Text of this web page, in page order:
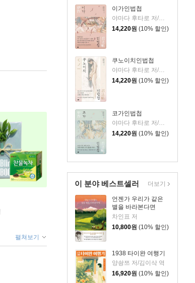
이가인법첩
14,220원 (10% 할인)
쿠노이치인법첩
야마다 후타로 저/김소연 역
14,220원 (10% 할인)
코가인법첩
야마다 후타로 저/김소연 역
14,220원 (10% 할인)
이 분야 베스트셀러
언젠가 우리가 같은
별을 바라본다면
차인표 저
10,800원 (10% 할인)
1938 타이완 여행기
양솽쯔 저/김이삭 역
16,920원 (10% 할인)
더보기
펼쳐보기